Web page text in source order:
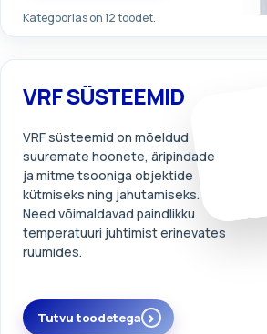
Kategoorias on 12 toodet.
VRF SÜSTEEMID
VRF süsteemid on mõeldud
suuremate hoonete, äripindade
ja mitme tsooniga objektide
kütmiseks ning jahutamiseks.
Need võimaldavad paindlikku
temperatuuri juhtimist erinevates
ruumides.
Tutvu toodetega